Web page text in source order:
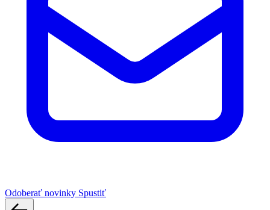
Odoberať novinky Spustiť